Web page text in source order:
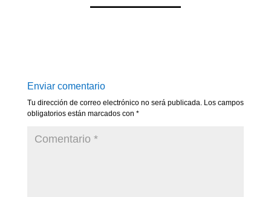
Enviar comentario
Tu dirección de correo electrónico no será publicada. Los campos
obligatorios están marcados con *